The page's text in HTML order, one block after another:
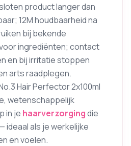
product langer dan
12M houdbaarheid na
bij bekende
ingrediënten; contact
en bij irritatie stoppen
arts raadplegen.
Hair Perfector 2x100ml
wetenschappelijk
in je haarverzorgingdie
ideaal als je werkelijke
en voelen.